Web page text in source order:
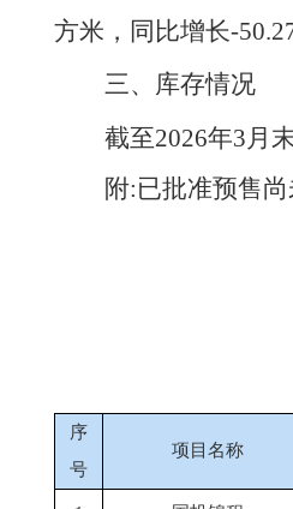
方米，同比增长-
三、库存情况
截至2026年3月
附:已批准预售
序
号
项目名称